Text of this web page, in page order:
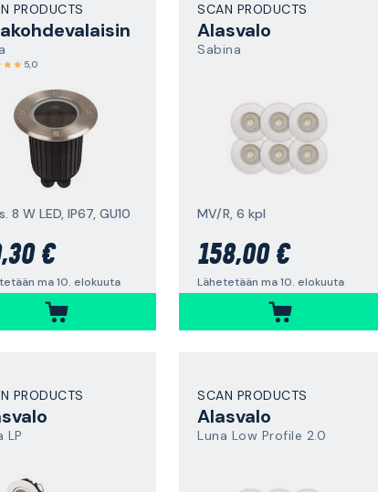
PRODUCTS
5,0
8 W LED, IP67, GU10
€
ma 10. elokuuta
SCAN PRODUCTS
Alasvalo
Sabina
MV/R, 6 kpl
158,00 €
Lähetetään ma 10. elokuuta
PRODUCTS
LP
SCAN PRODUCTS
Alasvalo
Luna Low Profile 2.0